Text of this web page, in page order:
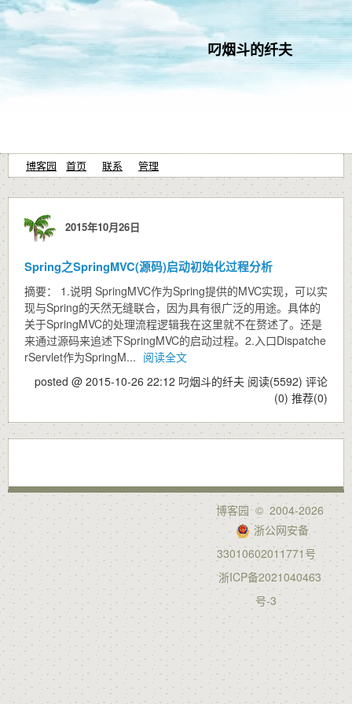
叼烟斗的纤夫
博客园 首页 联系 管理
2015年10月26日
Spring之SpringMVC(源码)启动初始化过程分析
摘要： 1.说明 SpringMVC作为Spring提供的MVC实现，可以实
现与Spring的天然无缝联合，因为具有很广泛的用途。具体的
关于SpringMVC的处理流程逻辑我在这里就不在赘述了。还是
来通过源码来追述下SpringMVC的启动过程。2.入口Dispatche
rServlet作为SpringM... 阅读全文
posted @ 2015-10-26 22:12 叼烟斗的纤夫 阅读(5592) 评论
(0) 推荐(0)
博客园© 2004-2026
浙公网安备
33010602011771号
浙ICP备2021040463
号-3